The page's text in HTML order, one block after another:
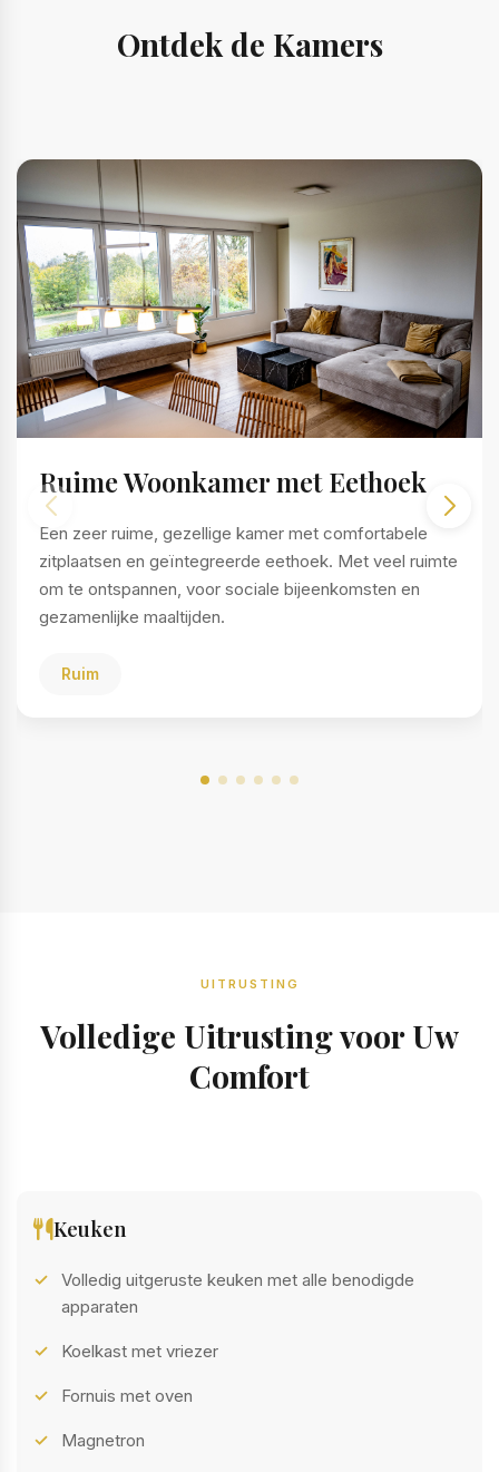
Ontdek de Kamers
Ruime Woonkamer met Eethoek
Een zeer ruime, gezellige kamer met comfortabele
zitplaatsen en geïntegreerde eethoek. Met veel ruimte
om te ontspannen, voor sociale bijeenkomsten en
gezamenlijke maaltijden.
Ruim
UITRUSTING
Volledige Uitrusting voor Uw
Comfort
Keuken
Volledig uitgeruste keuken met alle benodigde
apparaten
Koelkast met vriezer
Fornuis met oven
Magnetron